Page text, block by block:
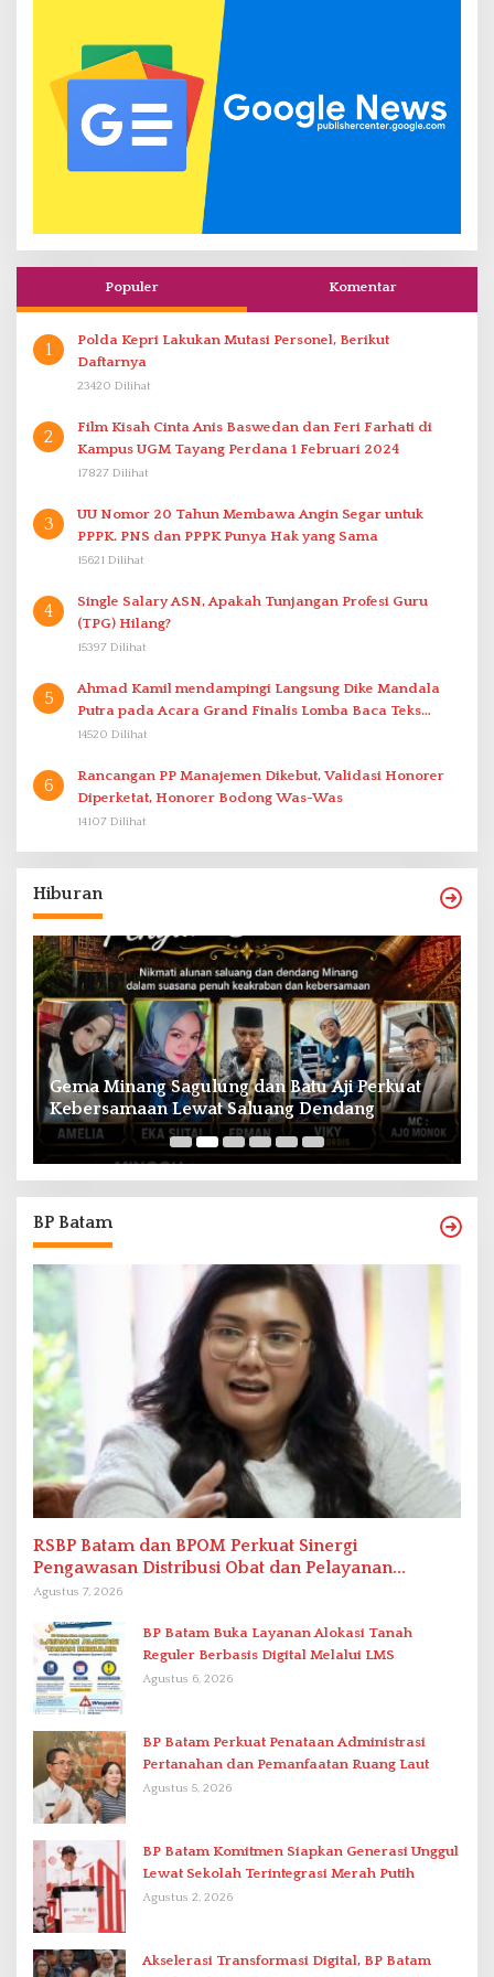
Populer Komentar
1
Polda Kepri Lakukan Mutasi Personel, Berikut
Daftarnya
23420 Dilihat
2
Film Kisah Cinta Anis Baswedan dan Feri Farhati di
Kampus UGM Tayang Perdana 1 Februari 2024
17827 Dilihat
3
UU Nomor 20 Tahun Membawa Angin Segar untuk
PPPK. PNS dan PPPK Punya Hak yang Sama
15621 Dilihat
4
Single Salary ASN, Apakah Tunjangan Profesi Guru
(TPG) Hilang?
15397 Dilihat
5
Ahmad Kamil mendampingi Langsung Dike Mandala
Putra pada Acara Grand Finalis Lomba Baca Teks
Proklamasi Mirip Bung Karno di Bali
14520 Dilihat
6
Rancangan PP Manajemen Dikebut, Validasi Honorer
Diperketat, Honorer Bodong Was-Was
14107 Dilihat
Hiburan
Gema Minang Sagulung dan Batu Aji Perkuat
Kebersamaan Lewat Saluang Dendang
BP Batam
RSBP Batam dan BPOM Perkuat Sinergi
Pengawasan Distribusi Obat dan Pelayanan
Kefarmasian
Agustus 7, 2026
BP Batam Buka Layanan Alokasi Tanah
Reguler Berbasis Digital Melalui LMS
Agustus 6, 2026
BP Batam Perkuat Penataan Administrasi
Pertanahan dan Pemanfaatan Ruang Laut
Agustus 5, 2026
BP Batam Komitmen Siapkan Generasi Unggul
Lewat Sekolah Terintegrasi Merah Putih
Agustus 2, 2026
Akselerasi Transformasi Digital, BP Batam